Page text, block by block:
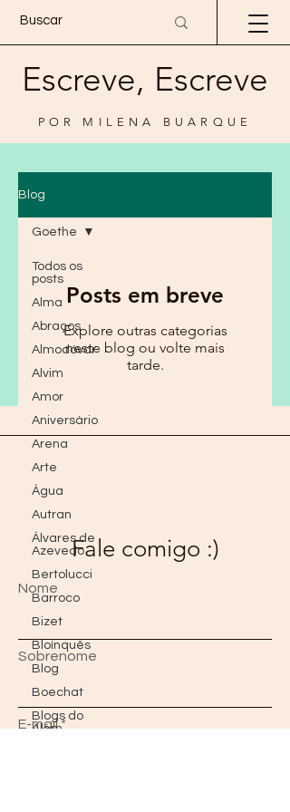
Escreve, Escreve
POR MILENA BUARQUE
Blog
Todos os
posts
Alma
Abraços
Almodóvar
Alvim
Amor
Aniversário
Arena
Arte
Água
Autran
Álvares de
Azevedo
Bertolucci
Barroco
Bizet
Bloínquês
Blog
Boechat
Blogs do
Além
Goethe
Posts em breve
Explore outras categorias
neste blog ou volte mais
tarde.
Fale comigo :)
Nome
Sobrenome
E-mail